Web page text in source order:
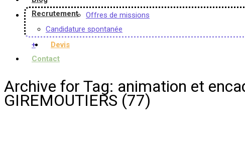
Recrutement
Offres de missions
Candidature spontanée
+
Devis
Contact
Archive for Tag: animation et
GIREMOUTIERS (77)